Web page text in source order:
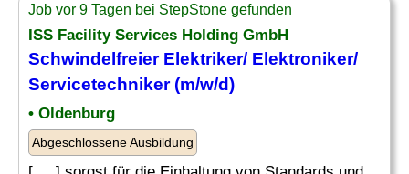
Job vor 9 Tagen bei StepStone gefunden
ISS Facility Services Holding GmbH
Schwindelfreier Elektriker/ Elektroniker/
Servicetechniker (m/w/d)
• Oldenburg
Abgeschlossene Ausbildung